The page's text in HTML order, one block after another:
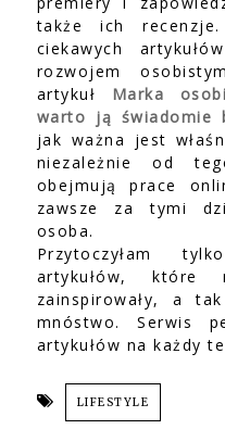
także ich recenzje.
ciekawych
rozwojem
artykuł Marka
warto ją świadomie
jak ważna jest
niezależnie od
obejmują prace
zawsze za tymi
osoba.
Przytoczyłam
artykułów, które
zainspirowały, a
mnóstwo. Serwis
artykułów na każdy
LIFESTYLE